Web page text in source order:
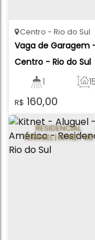
Vaga de Garagem
Centro - Rio do Sul
R$ 160,00
Centro Rio do Sul
1 15
RESIDENCIAL
TERRUEL | KITNET 05